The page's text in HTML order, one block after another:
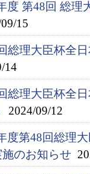
度 第48回 総
15
総理大臣杯全
14
総理大臣杯全
2024/09/12
度第48回総理
のお知らせ